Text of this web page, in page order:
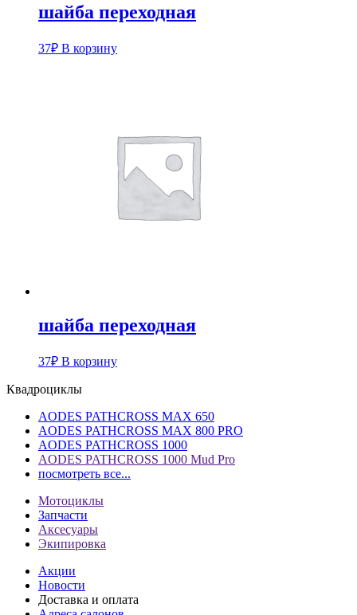
шайба переходная
37₽ В корзину
шайба переходная
37₽ В корзину
Квадроциклы
AODES PATHCROSS MAX 650
AODES PATHCROSS MAX 800 PRO
AODES PATHCROSS 1000
AODES PATHCROSS 1000 Mud Pro
посмотреть все...
Мотоциклы
Запчасти
Аксесуары
Экипировка
Акции
Новости
Доставка и оплата